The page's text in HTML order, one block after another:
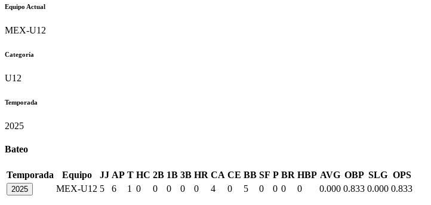
Equipo Actual
MEX-U12
Categoría
U12
Temporada
2025
Bateo
Temporada Equipo JJ AP T HC 2B 1B 3B HR CA CE BB SF P BR HBP AVG OBP SLG OPS
2025 MEX-U12 5 6 1 0 0 0 0 0 4 0 5 0 0 0 0 0.000 0.833 0.000 0.833